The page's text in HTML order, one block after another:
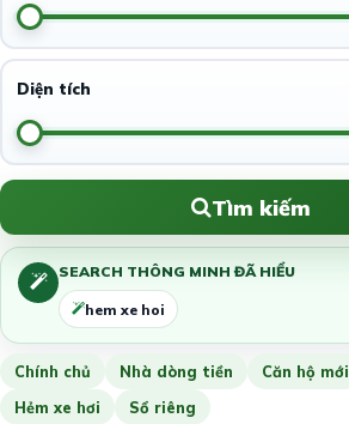
Diện tích
Tìm kiếm
SEARCH THÔNG MINH ĐÃ HIỂU
hem xe hoi
Chính chủ Nhà dòng tiền Căn hộ mới
Hẻm xe hơi
Sổ riêng